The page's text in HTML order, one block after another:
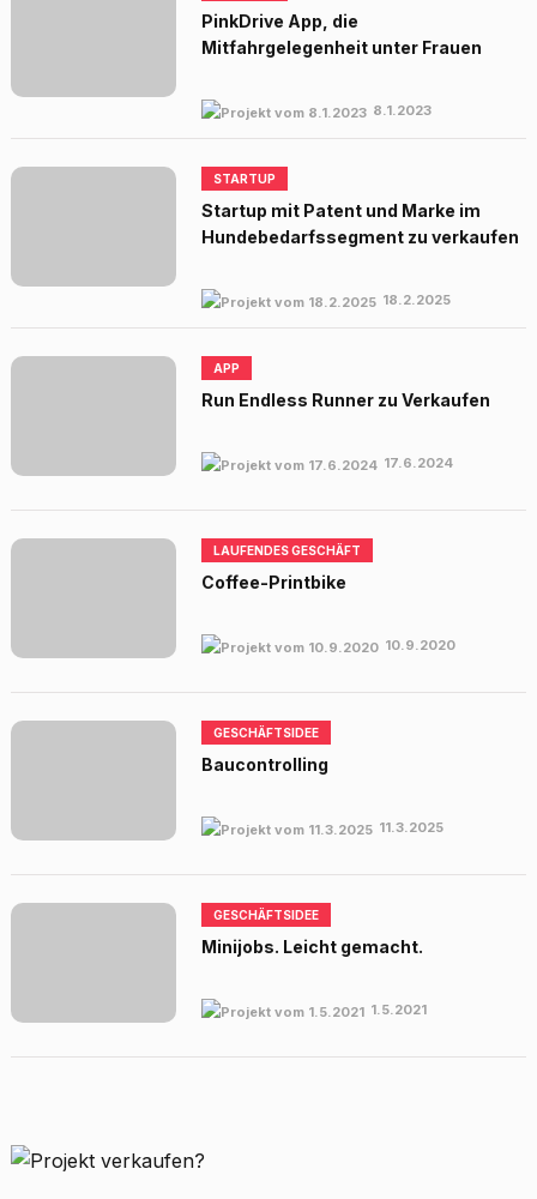
PinkDrive App, die
Mitfahrgelegenheit unter Frauen
8.1.2023
STARTUP
Startup mit Patent und Marke im
Hundebedarfssegment zu verkaufen
18.2.2025
APP
Run Endless Runner zu Verkaufen
17.6.2024
LAUFENDES GESCHÄFT
Coffee-Printbike
10.9.2020
GESCHÄFTSIDEE
Baucontrolling
11.3.2025
GESCHÄFTSIDEE
Minijobs. Leicht gemacht.
1.5.2021